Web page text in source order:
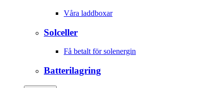
Våra laddboxar
Solceller
Få betalt för solenergin
Batterilagring